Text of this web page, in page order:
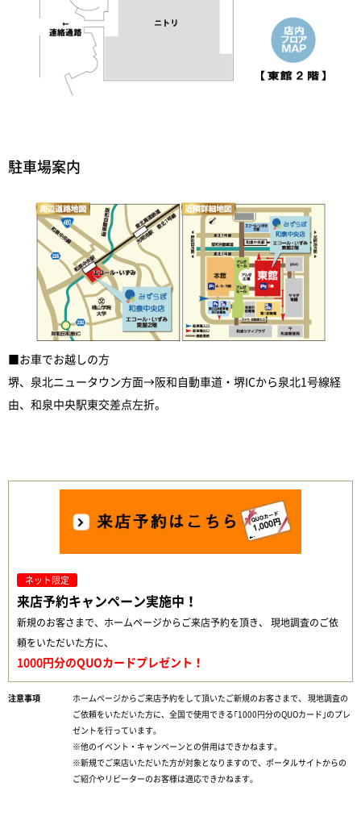
駐車場案内
■お車でお越しの方
堺、泉北ニュータウン方面→阪和自動車道・堺ICから泉北1号線経
由、和泉中央駅東交差点左折。
ネット限定
来店予約キャンペーン実施中！
新規のお客さまで、ホームページからご来店予約を頂き、 現地調査のご依
頼をいただいた方に、
1000円分のQUOカードプレゼント！
ホームページからご来店予約をして頂いたご新規のお客さまで、 現地調査の
ご依頼をいただいた方に、全国で使用できる｢1000円分のQUOカード｣のプレ
ゼントを行っています。
※他のイベント・キャンペーンとの併用はできかねます。
※新規でご来店いただいた方が対象となりますので、ポータルサイトからの
ご紹介やリピーターのお客様は適応できかねます。